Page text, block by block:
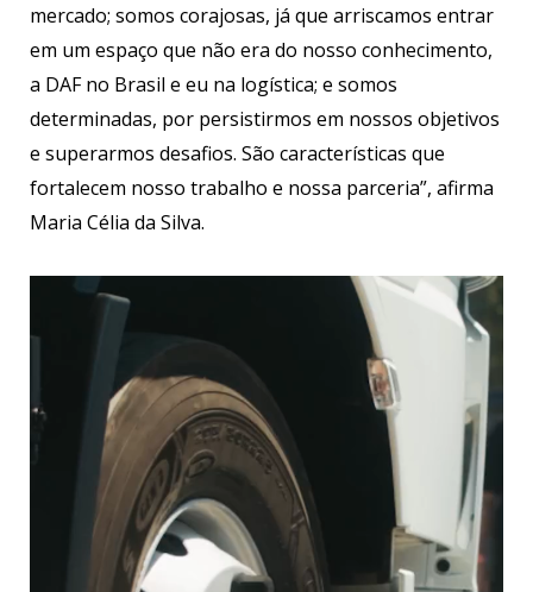
mercado; somos corajosas, já que arriscamos entrar
em um espaço que não era do nosso conhecimento,
a DAF no Brasil e eu na logística; e somos
determinadas, por persistirmos em nossos objetivos
e superarmos desafios. São características que
fortalecem nosso trabalho e nossa parceria”, afirma
Maria Célia da Silva.
Tocador